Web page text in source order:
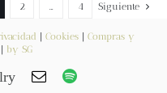
2 … 4 Siguiente
Cookies| Compras y
by SG